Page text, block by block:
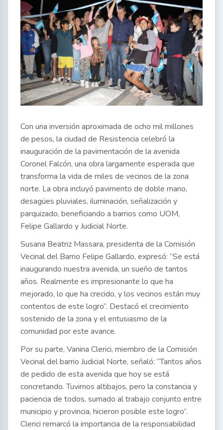
Con una inversión aproximada de ocho mil millones
de pesos, la ciudad de Resistencia celebró la
inauguración de la pavimentación de la avenida
Coronel Falcón, una obra largamente esperada que
transforma la vida de miles de vecinos de la zona
norte. La obra incluyó pavimento de doble mano,
desagües pluviales, iluminación, señalización y
parquizado, beneficiando a barrios como UOM,
Felipe Gallardo y Judicial Norte.
Susana Beatriz Massara, presidenta de la Comisión
Vecinal del Barrio Felipe Gallardo, expresó: “Se está
inaugurando nuestra avenida, un sueño de tantos
años. Realmente es impresionante lo que ha
mejorado, lo que ha crecido, y los vecinos están muy
contentos de este logro”. Destacó el crecimiento
sostenido de la zona y el entusiasmo de la
comunidad por este avance.
Por su parte, Vanina Clerici, miembro de la Comisión
Vecinal del barrio Judicial Norte, señaló: “Tantos años
de pedido de esta avenida que hoy se está
concretando. Tuvimos altibajos, pero la constancia y
paciencia de todos, sumado al trabajo conjunto entre
municipio y provincia, hicieron posible este logro”.
Clerici remarcó la importancia de la responsabilidad